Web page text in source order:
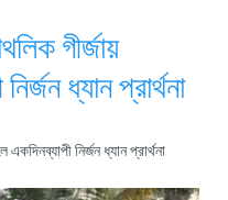
গীর্জায়
ধ্যান প্রার্থনা
নির্জন ধ্যান প্রার্থনা